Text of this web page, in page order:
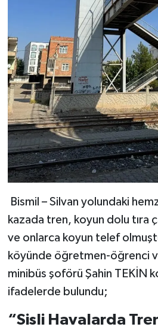
Bismil – Silvan yolundaki
kazada tren, koyun dolu tıra
ve onlarca koyun telef
köyünde öğretmen-öğrenci
minibüs şoförü Şahin TEKİN
ifadelerde bulundu;
“Sisli Havalarda